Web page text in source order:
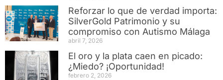
Reforzar lo que de verdad importa:
SilverGold Patrimonio y su
compromiso con Autismo Málaga
abril 7, 2026
El oro y la plata caen en picado:
¿Miedo? ¡Oportunidad!
febrero 2, 2026